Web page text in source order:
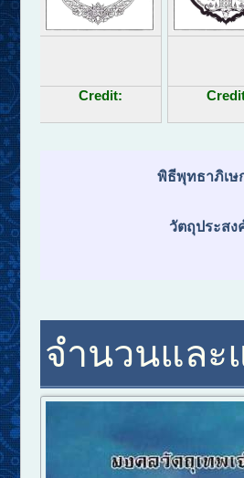
Credit:
พิธีพุทธาภิเษ
วัตถุประสง
จำนวนและ